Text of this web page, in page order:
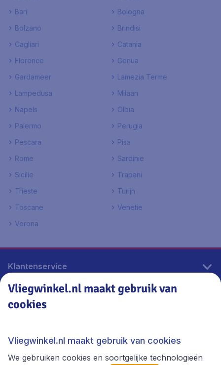
Bari
Bologna
Bolzano
Brindisi
Cagliari
Catania
Florence
Genua
Gardameer
Lamezia Terme
Lampedusa
Milaan
Napels
Olbia
Palermo
Perugia
Pescara
Pisa
Rome
Sardinie
Sicilie
Trapani
Trieste
Turijn
Toscane
Venetie
Verona
Klantenservice
Vliegwinkel.nl
Thema's
Vliegwinkel.nl maakt gebruik van
cookies
Vliegwinkel.nl maakt gebruik van cookies
We gebruiken cookies en soortgelijke technologieën